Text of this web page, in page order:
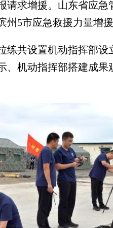
请求增援。山东省应
5市应急救援力量增援
共设置机动指挥部设
、机动指挥部搭建成